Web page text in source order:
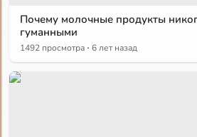
Почему молочные продукты
гуманными
1492 просмотра · 6 лет назад